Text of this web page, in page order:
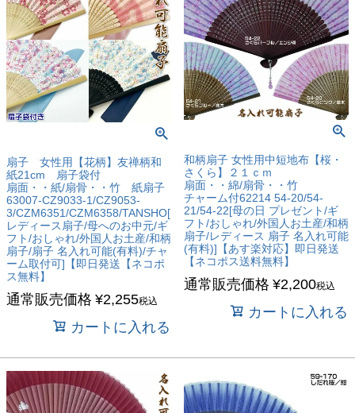
扇子 女性用【花柄】友禅柄和
紙21cm 扇子袋付
扇面・・紙/扇骨・・竹 紙扇子
63007-CZ9033-1/CZ9053-
3/CZM6351/CZM6358/TANSHO[
レディース扇子/母へのお中元/ギ
フト/おしゃれ/外国人お土産/和柄
扇子/扇子 名入れ可能(有料)/チャ
ーム取付可]【即日発送【ネコポ
ス無料】
通常販売価格 ¥2,255税込
カートに入れる
和柄扇子 女性用中短地布【桜・
さくら】２１ｃｍ
扇面・・綿/扇骨・・竹
チャーム付62214 54-20/54-
21/54-22[母の日 プレゼント/ギ
フト/おしゃれ/外国人お土産/和柄
扇子/レディース 扇子 名入れ可能
(有料)]【あす楽対応】即日発送
【ネコポス送料無料】
通常販売価格 ¥2,200税込
カートに入れる